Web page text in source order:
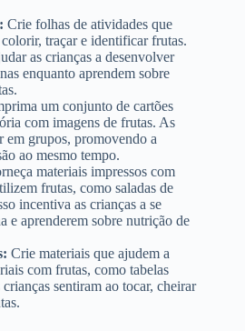
Crie folhas de atividades que
traçar e identificar frutas.
as crianças a desenvolver
enquanto aprendem sobre
um conjunto de cartões
com imagens de frutas. As
em grupos, promovendo a
ao mesmo tempo.
materiais impressos com
frutas, como saladas de
incentiva as crianças a se
e aprenderem sobre nutrição de
Crie materiais que ajudem a
com frutas, como tabelas
sentiram ao tocar, cheirar